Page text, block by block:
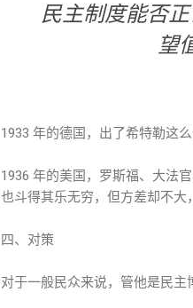
民主制度能否
望
1933 年的德国，出了希特勒这
1936 年的美国，罗斯福、大法
也斗得其乐无穷，但方差却不大
四、对策
对于一般民众来说，管他是民主